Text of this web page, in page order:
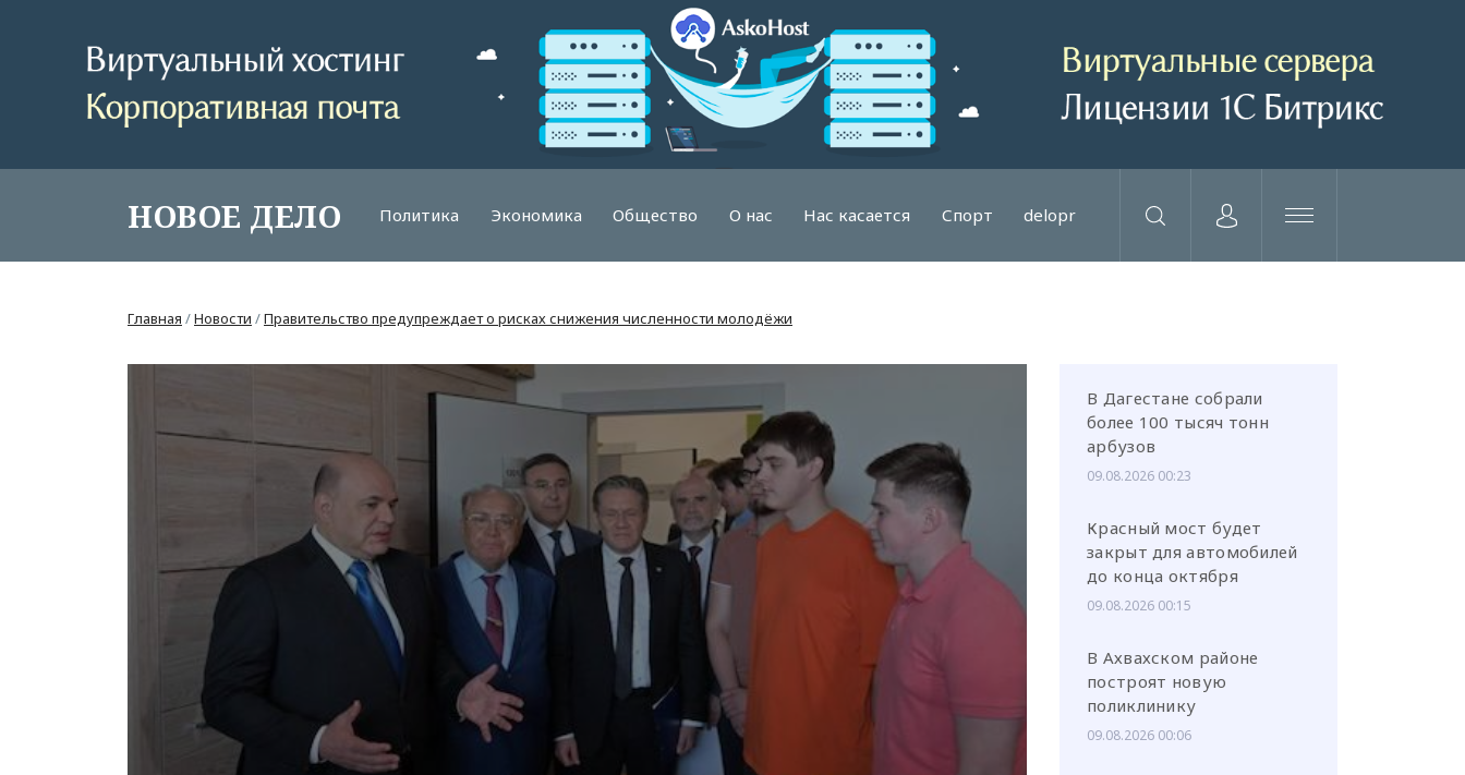
НОВОЕ ДЕЛО Политика Экономика Общество О нас Нас касается Спорт delopr
Главная /Новости /Правительство предупреждает о рисках снижения численности молодёжи
В Дагестане собрали
более 100 тысяч тонн
арбузов
09.08.2026 00:23
Красный мост будет
закрыт для автомобилей
до конца октября
09.08.2026 00:15
В Ахвахском районе
построят новую
поликлинику
09.08.2026 00:06